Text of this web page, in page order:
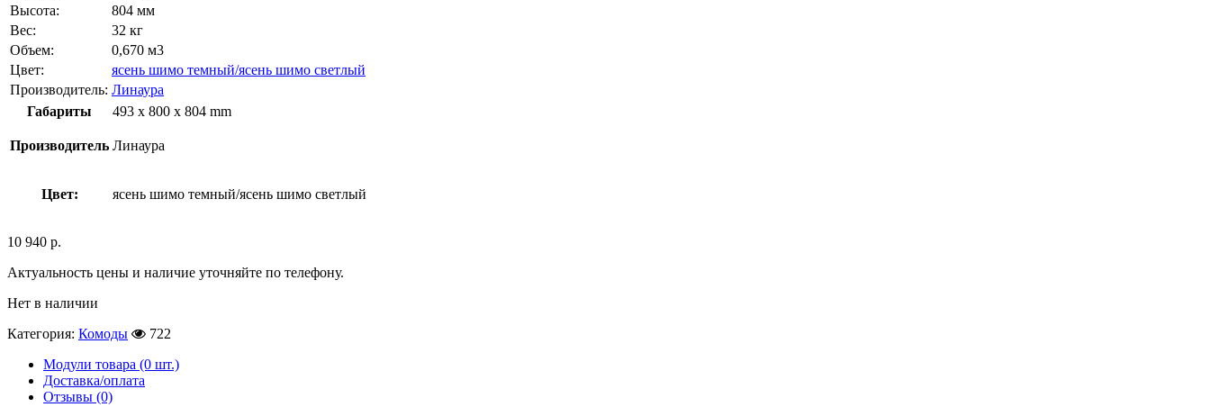
Высота:
804 мм
Вес:
32 кг
Объем:
0,670 м3
Цвет:
ясень шимо темный/ясень шимо светлый
Производитель: Линаура
Габариты
493 x 800 x 804 mm
Производитель Линаура
Цвет: ясень шимо темный/ясень шимо светлый
10 940 р.
Актуальность цены и наличие уточняйте по телефону.
Нет в наличии
Категория: Комоды
722
Модули товара (0 шт.)
Доставка/оплата
Отзывы (0)